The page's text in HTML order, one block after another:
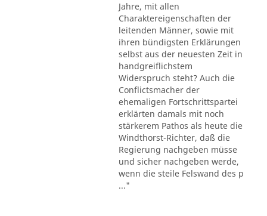
Jahre, mit allen
Charaktereigenschaften der
leitenden Männer, sowie mit
ihren bündigsten Erklärungen
selbst aus der neuesten Zeit in
handgreiflichstem
Widerspruch steht? Auch die
Conflictsmacher der
ehemaligen Fortschrittspartei
erklärten damals mit noch
stärkerem Pathos als heute die
Windthorst-Richter, daß die
Regierung nachgeben müsse
und sicher nachgeben werde,
wenn die steile Felswand des p
..."